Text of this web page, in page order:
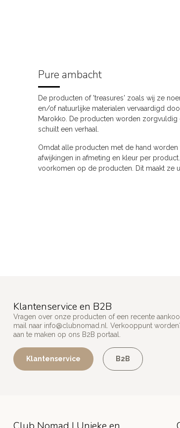
Pure ambacht
De producten of 'treasures' zoals wij ze
en/of natuurlijke materialen vervaardigd
Marokko. De producten worden
schuilt een verhaal.
Omdat alle producten met de hand
afwijkingen in afmeting en kleur per
voorkomen op de producten. Dit maakt ze
Klantenservice en B2B
Vragen over onze producten of een recente
mail naar info@clubnomad.nl. Verkooppunt
aan te maken op ons B2B portaal.
Klantenservice B2B